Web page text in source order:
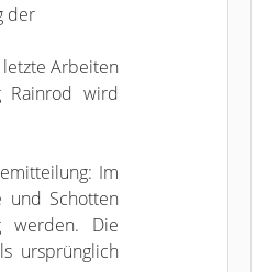
der
Arbeiten
Rainrod wird
Im
und Schotten
werden. Die
ursprünglich